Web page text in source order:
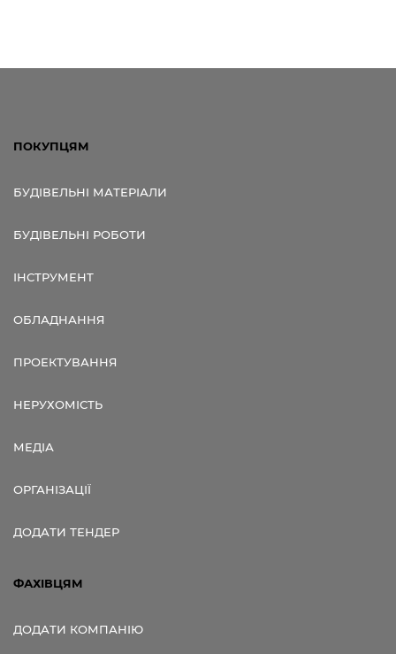
ПОКУПЦЯМ
БУДІВЕЛЬНІ МАТЕРІАЛИ
БУДІВЕЛЬНІ РОБОТИ
ІНСТРУМЕНТ
ОБЛАДНАННЯ
ПРОЕКТУВАННЯ
НЕРУХОМІСТЬ
МЕДІА
ОРГАНІЗАЦІЇ
ДОДАТИ ТЕНДЕР
ФАХІВЦЯМ
ДОДАТИ КОМПАНІЮ